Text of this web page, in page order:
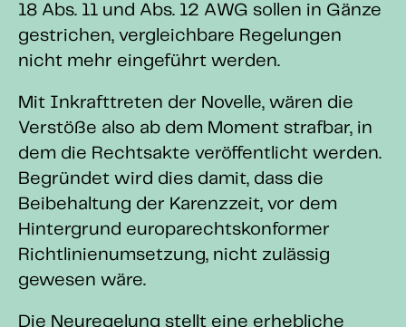
18 Abs. 11 und Abs. 12 AWG sollen in Gänze
gestrichen, vergleichbare Regelungen
nicht mehr eingeführt werden.
Mit Inkrafttreten der Novelle, wären die
Verstöße also ab dem Moment strafbar, in
dem die Rechtsakte veröffentlicht werden.
Begründet wird dies damit, dass die
Beibehaltung der Karenzzeit, vor dem
Hintergrund europarechtskonformer
Richtlinienumsetzung, nicht zulässig
gewesen wäre.
Die Neuregelung stellt eine erhebliche